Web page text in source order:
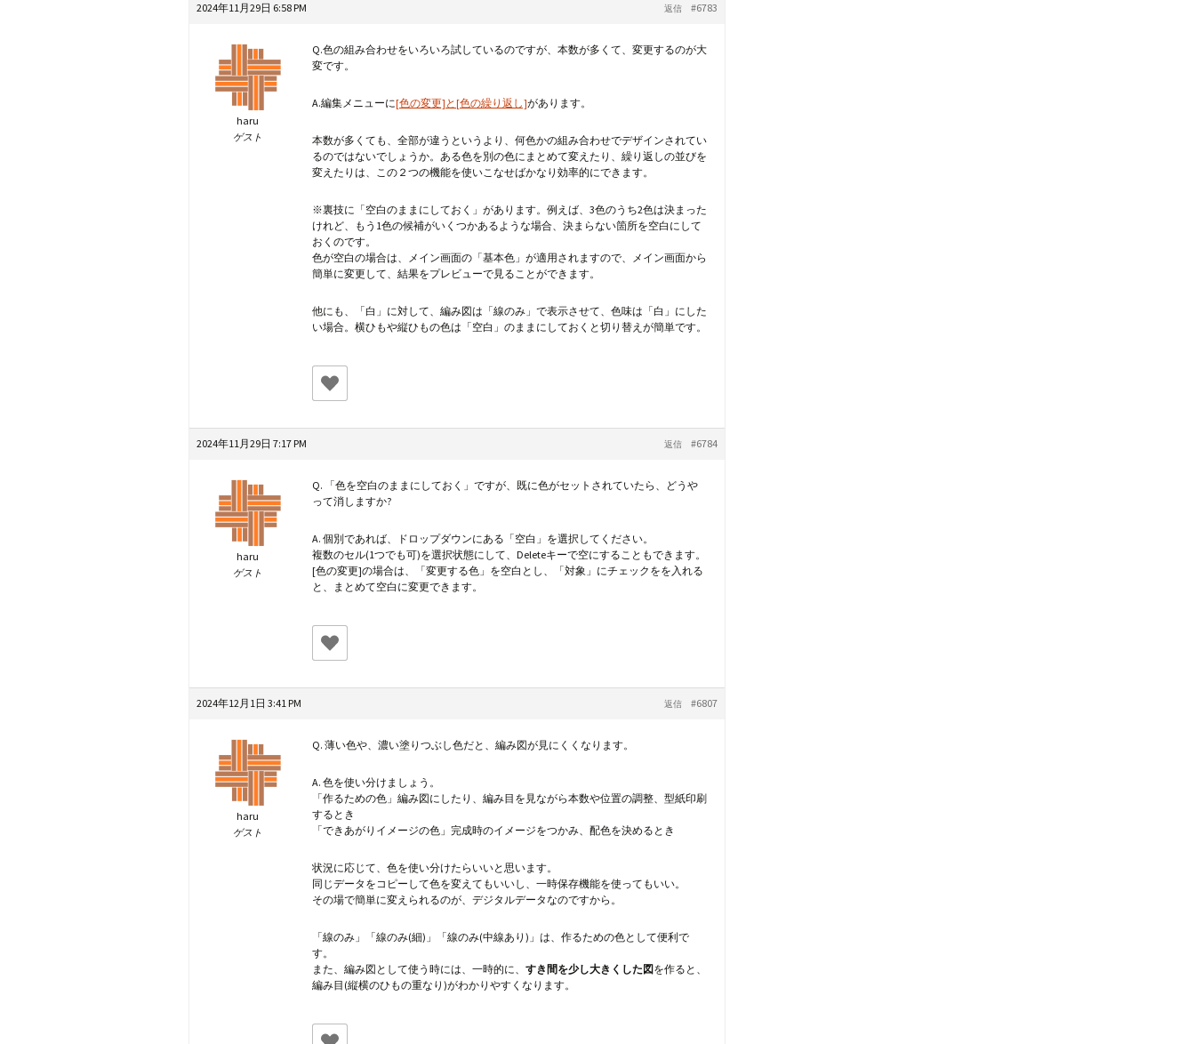
2024年11月29日 6:58 PM #6783
返信
haru
ゲスト
Q.色の組み合わせをいろいろ試しているのですが、本数が多くて、変更するのが大
変です。
A.編集メニューに[色の変更]と[色の繰り返し]があります。
本数が多くても、全部が違うというより、何色かの組み合わせでデザインされてい
るのではないでしょうか。ある色を別の色にまとめて変えたり、繰り返しの並びを
変えたりは、この２つの機能を使いこなせばかなり効率的にできます。
※裏技に「空白のままにしておく」があります。例えば、3色のうち2色は決まった
けれど、もう1色の候補がいくつかあるような場合、決まらない箇所を空白にして
おくのです。
色が空白の場合は、メイン画面の「基本色」が適用されますので、メイン画面から
簡単に変更して、結果をプレビューで見ることができます。
他にも、「白」に対して、編み図は「線のみ」で表示させて、色味は「白」にした
い場合。横ひもや縦ひもの色は「空白」のままにしておくと切り替えが簡単です。
2024年11月29日 7:17 PM #6784
返信
haru
ゲスト
Q. 「色を空白のままにしておく」ですが、既に色がセットされていたら、どうや
って消しますか?
A. 個別であれば、ドロップダウンにある「空白」を選択してください。
複数のセル(1つでも可)を選択状態にして、Deleteキーで空にすることもできます。
[色の変更]の場合は、「変更する色」を空白とし、「対象」にチェックをを入れる
と、まとめて空白に変更できます。
2024年12月1日 3:41 PM #6807
返信
haru
ゲスト
Q. 薄い色や、濃い塗りつぶし色だと、編み図が見にくくなります。
A. 色を使い分けましょう。
「作るための色」編み図にしたり、編み目を見ながら本数や位置の調整、型紙印刷
するとき
「できあがりイメージの色」完成時のイメージをつかみ、配色を決めるとき
状況に応じて、色を使い分けたらいいと思います。
同じデータをコピーして色を変えてもいいし、一時保存機能を使ってもいい。
その場で簡単に変えられるのが、デジタルデータなのですから。
「線のみ」「線のみ(細)」「線のみ(中線あり)」は、作るための色として便利で
す。
また、編み図として使う時には、一時的に、 すき間を少し大きくした図を作ると、
編み目(縦横のひもの重なり)がわかりやすくなります。